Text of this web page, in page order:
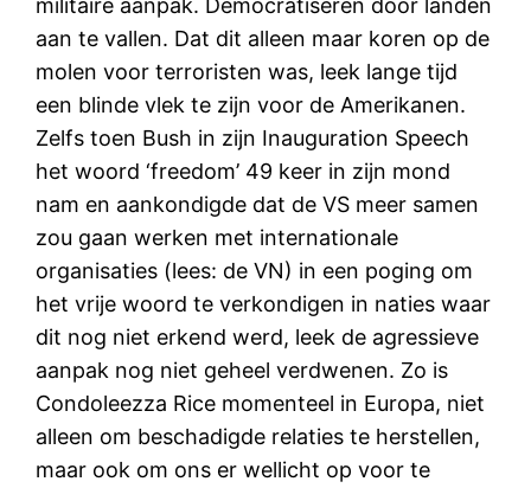
aan te vallen. Dat dit alleen maar koren op de
molen voor terroristen was, leek lange tijd
een blinde vlek te zijn voor de Amerikanen.
Zelfs toen Bush in zijn Inauguration Speech
het woord ‘freedom’ 49 keer in zijn mond
nam en aankondigde dat de VS meer samen
zou gaan werken met internationale
organisaties (lees: de VN) in een poging om
het vrije woord te verkondigen in naties waar
dit nog niet erkend werd, leek de agressieve
aanpak nog niet geheel verdwenen. Zo is
Condoleezza Rice momenteel in Europa, niet
alleen om beschadigde relaties te herstellen,
maar ook om ons er wellicht op voor te